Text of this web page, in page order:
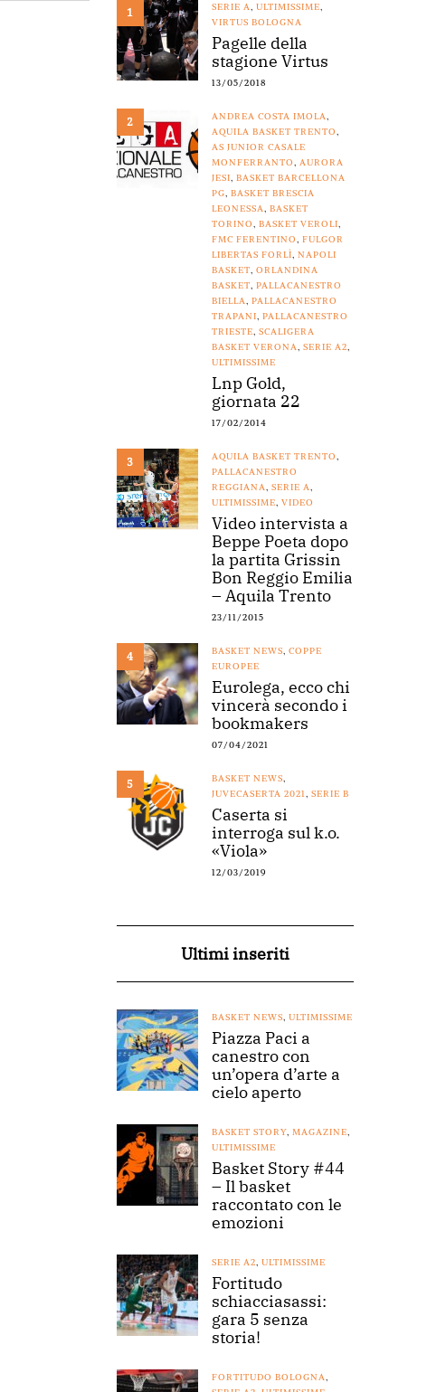
1 SERIE A, ULTIMISSIME,
VIRTUS BOLOGNA
Pagelle della
stagione Virtus
13/05/2018
2 ANDREA COSTA IMOLA,
AQUILA BASKET TRENTO,
AS JUNIOR CASALE
MONFERRANTO, AURORA
JESI, BASKET BARCELLONA
PG, BASKET BRESCIA
LEONESSA, BASKET
TORINO, BASKET VEROLI,
FMC FERENTINO, FULGOR
LIBERTAS FORLÌ, NAPOLI
BASKET, ORLANDINA
BASKET, PALLACANESTRO
BIELLA, PALLACANESTRO
TRAPANI, PALLACANESTRO
TRIESTE, SCALIGERA
BASKET VERONA, SERIE A2,
ULTIMISSIME
Lnp Gold,
giornata 22
17/02/2014
3 AQUILA BASKET TRENTO,
PALLACANESTRO
REGGIANA, SERIE A,
ULTIMISSIME, VIDEO
Video intervista a
Beppe Poeta dopo
la partita Grissin
Bon Reggio Emilia
– Aquila Trento
23/11/2015
4 BASKET NEWS, COPPE
EUROPEE
Eurolega, ecco chi
vincerà secondo i
bookmakers
07/04/2021
5 BASKET NEWS,
JUVECASERTA 2021, SERIE B
Caserta si
interroga sul k.o.
«Viola»
12/03/2019
Ultimi inseriti
BASKET NEWS, ULTIMISSIME
Piazza Paci a
canestro con
un’opera d’arte a
cielo aperto
BASKET STORY, MAGAZINE,
ULTIMISSIME
Basket Story #44
– Il basket
raccontato con le
emozioni
SERIE A2, ULTIMISSIME
Fortitudo
schiacciasassi:
gara 5 senza
storia!
FORTITUDO BOLOGNA,